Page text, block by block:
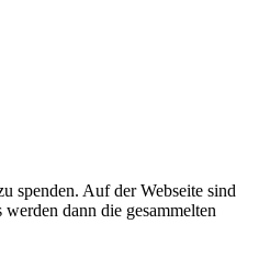
spenden. Auf der Webseite sind
dann die gesammelten